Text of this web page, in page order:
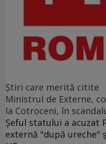
Ştiri care merită citite
Ministrul de Externe,
la Cotroceni, în
Şeful statului a acuzat
externă "după ureche"